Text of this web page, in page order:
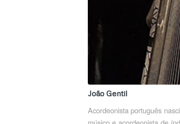
João Gentil
Acordeonista português